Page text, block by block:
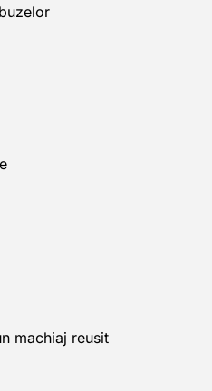
machiaj reusit